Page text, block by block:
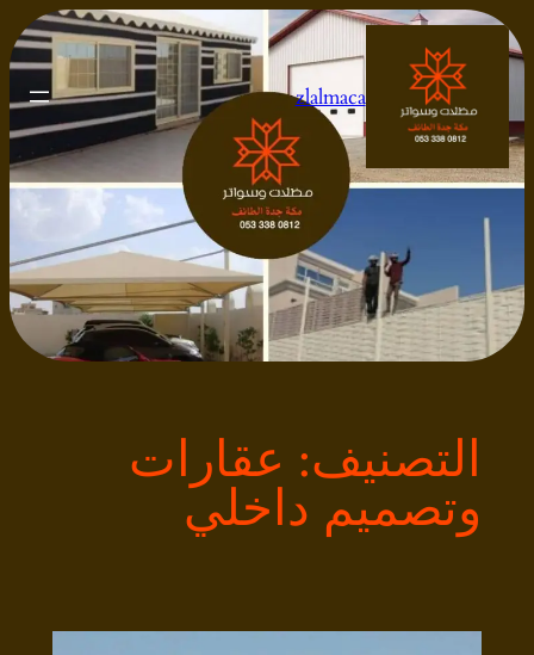
تخطى
إلى
المحتوى
zlalmaca
التصنيف: عقارات
وتصميم داخلي